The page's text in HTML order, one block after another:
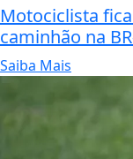
Motociclista
caminhão na
Saiba Mais